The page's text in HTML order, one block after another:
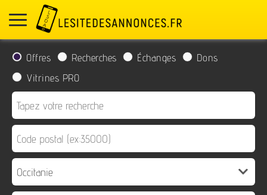
Offres Recherches Échanges
Dons
Vitrines PRO